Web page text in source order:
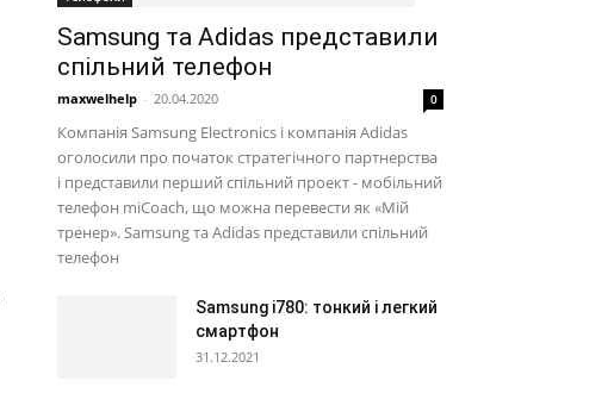
Samsung та Adidas представили
спільний телефон
maxwelhelp - 20.04.2020 0
Компанія Samsung Electronics і компанія Adidas
оголосили про початок стратегічного партнерства
і представили перший спільний проект - мобільний
телефон miCoach, що можна перевести як «Мій
тренер». Samsung та Adidas представили спільний
телефон
Samsung i780: тонкий і легкий
смартфон
31.12.2021